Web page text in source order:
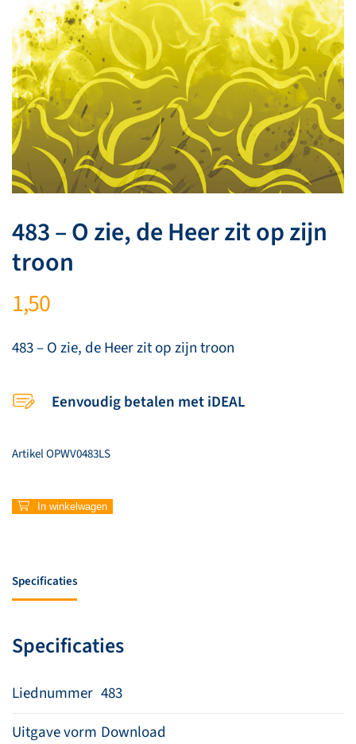
483 – O zie, de Heer zit op zijn
troon
1,50
483 – O zie, de Heer zit op zijn troon
Eenvoudig betalen met iDEAL
ArtikelOPWV0483LS
483
–
Heer
zijn
troon
In winkelwagen
Specificaties
Specificaties
Liednummer 483
Uitgave vorm Download